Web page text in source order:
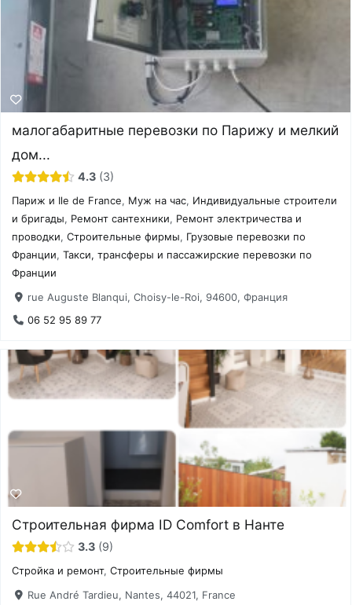
малогабаритные перевозки по Парижу и мелкий
дом...
4.3 3
Париж и Ile de France, Муж на час, Индивидуальные строители
и бригады, Ремонт сантехники, Ремонт электричества и
проводки,Строительные фирмы, Грузовые перевозки по
Франции,Такси, трансферы и пассажирские перевозки по
Франции
rue Auguste Blanqui, Choisy-le-Roi, 94600, Франция
06 52 95 89 77
Строительная фирма ID Comfort в Нанте
3.3 9
Стройка и ремонт,Строительные фирмы
Rue André Tardieu, Nantes, 44021, France